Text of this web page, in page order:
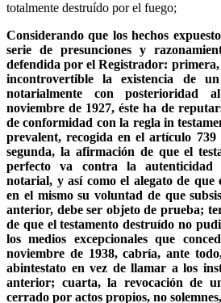
totalmente destruído por el fuego;
Considerando que los hechos
serie de presunciones y
defendida por el Registrador:
incontrovertible la existencia de
notarialmente con posterioridad
noviembre de 1927, éste ha de
de conformidad con la regla in
prevalent, recogida en el artículo
segunda, la afirmación de que el
perfecto va contra la
notarial, y así como el alegato de que
en el mismo su voluntad de que
anterior, debe ser objeto de prueba;
de que el testamento destruído no
los medios excepcionales que
noviembre de 1938, cabría, ante
abintestato en vez de llamar a los
anterior; cuarta, la revocación de
cerrado por actos propios, no